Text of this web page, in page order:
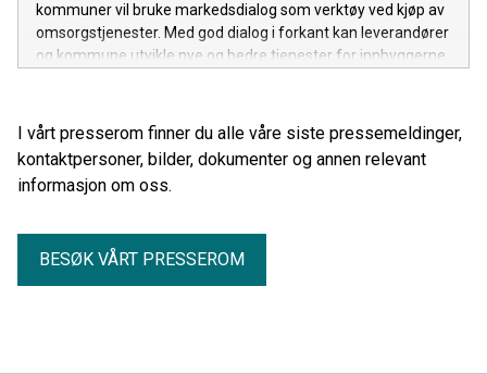
kommuner vil bruke markedsdialog som verktøy ved kjøp av
omsorgstjenester. Med god dialog i forkant kan leverandører
og kommune utvikle nye og bedre tjenester for innbyggerne.
I vårt presserom finner du alle våre siste pressemeldinger,
kontaktpersoner, bilder, dokumenter og annen relevant
informasjon om oss.
BESØK VÅRT PRESSEROM